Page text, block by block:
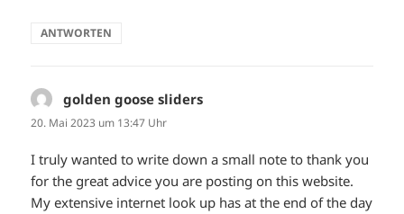
ANTWORTEN
golden goose sliders
20. Mai 2023 um 13:47 Uhr
I truly wanted to write down a small note to thank you
for the great advice you are posting on this website.
My extensive internet look up has at the end of the day